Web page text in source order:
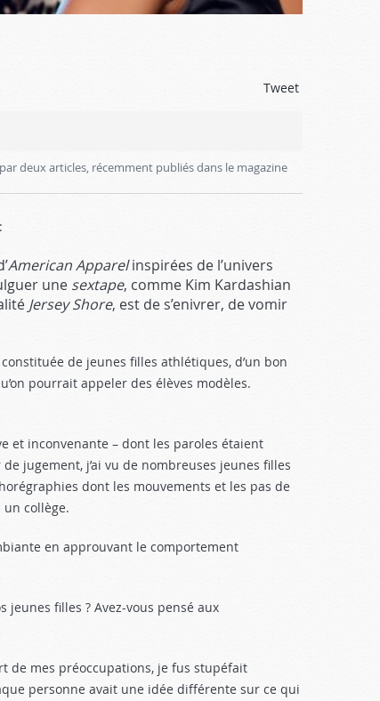
Tweet
deux articles, récemment publiés dans le magazine
American Apparelinspirées de l’univers
une sextape, comme Kim Kardashian
Jersey Shore, est de s’enivrer, de vomir
de jeunes filles athlétiques, d’un bon
pourrait appeler des élèves modèles.
et inconvenante – dont les paroles étaient
jugement, j’ai vu de nombreuses jeunes filles
dont les mouvements et les pas de
collège.
en approuvant le comportement
filles ? Avez-vous pensé aux
de mes préoccupations, je fus stupéfait
personne avait une idée différente sur ce qui